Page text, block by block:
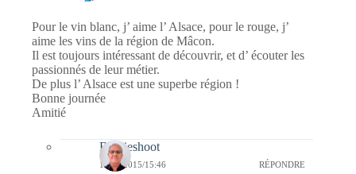
Pour le vin blanc, j’ aime l’ Alsace, pour le rouge, j’
aime les vins de la région de Mâcon.
Il est toujours intéressant de découvrir, et d’ écouter les
passionnés de leur métier.
De plus l’ Alsace est une superbe région !
Bonne journée
Amitié
Bernieshoot
17/03/2015/15:46 RÉPONDRE